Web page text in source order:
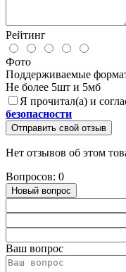
Рейтинг
Фото
Поддерживаемые
Не более 5шт и 5мб
Я прочитал(а) и
безопасности
Отправить свой отзыв
Нет отзывов об этом
Вопросов: 0
Новый вопрос
Ваш вопрос